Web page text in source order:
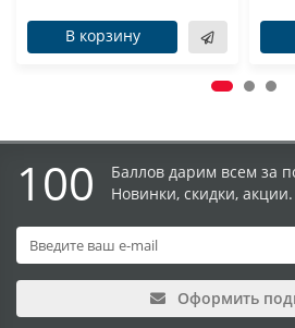
В корзину
100
Баллов дарим всем за
Новинки, скидки, акции.
Оформить